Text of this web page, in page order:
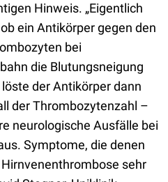
Hinweis. „Eigentlich
ein Antikörper gegen den
bei
die Blutungsneigung
der Antikörper dann
der Thrombozytenzahl –
neurologische Ausfälle bei
Symptome, die denen
sehr